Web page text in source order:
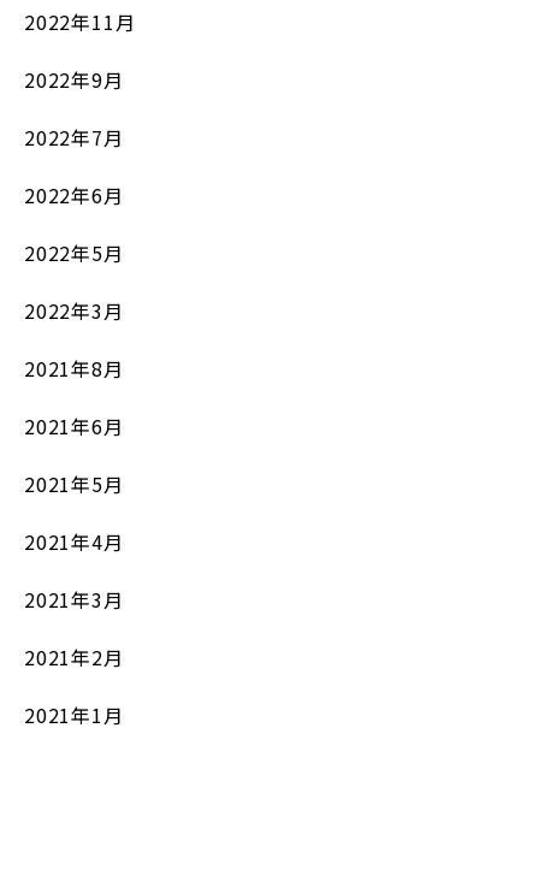
2022年11月
2022年9月
2022年7月
2022年6月
2022年5月
2022年3月
2021年8月
2021年6月
2021年5月
2021年4月
2021年3月
2021年2月
2021年1月